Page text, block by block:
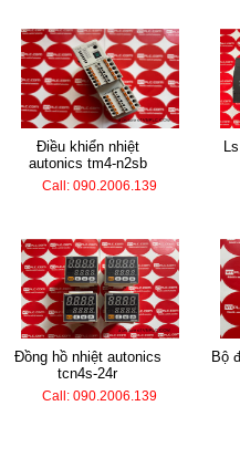
điều khiển nhiệt
autonics tm4-n2sb
Call: 090.2006.139
ls electric plc k7m-
đồng hồ nhiệt autonics
tcn4s-24r
Call: 090.2006.139
bộ định thời koino ktm-